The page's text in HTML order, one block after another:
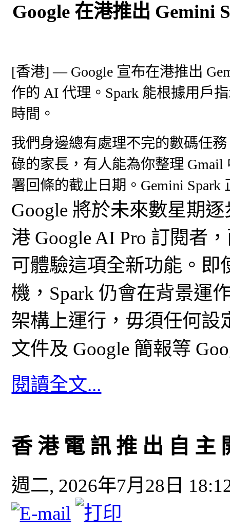
Google 在港推出 Gemini
[香港] — Google 宣布在港推出
作的 AI 代理。Spark 能根據用戶
時間。
我們身邊總有處理不完的數碼任
碌的家長，有人能為你整理
署回條的截止日期。Gemini
Google 將於未來數星期
港 Google AI Pro 訂閱者
可體驗這項全新功能。即
機，Spark 仍會在背景運
架構上運行，毋須任何設
文件及 Google 簡報等
閱讀全文...
香 港 電 訊 推 出 自
週二, 2026年7月28日